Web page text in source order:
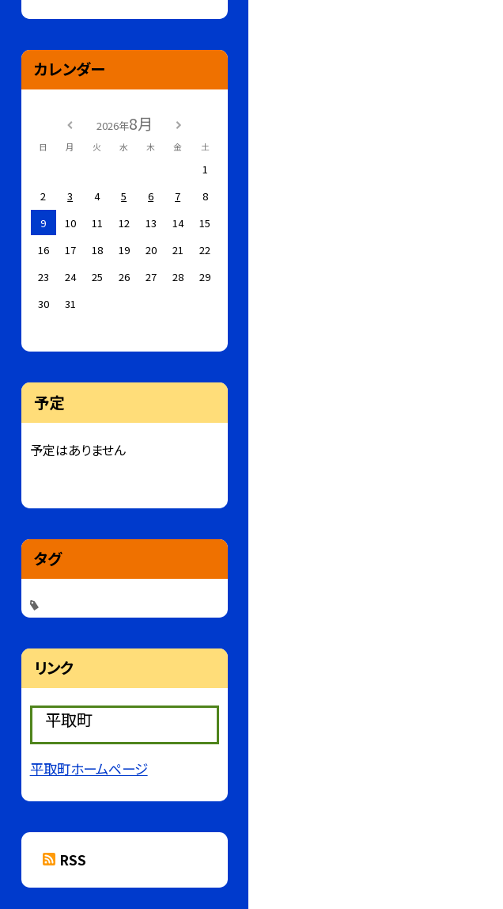
カレンダー
2026年8月
日 月 火 水 木 金 土
1
2
3 4 5 6 7
8
9
10 11 12 13 14
15
16
17 18 19 20 21
22
23
24 25 26 27 28
29
30
31
予定
予定はありません
タグ
リンク
平取町
平取町ホームページ
RSS